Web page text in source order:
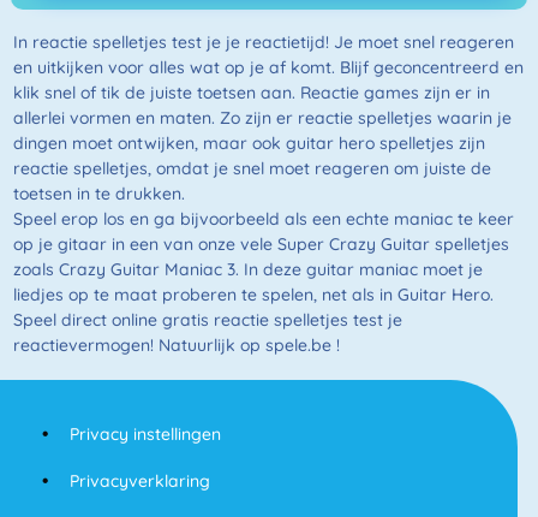
In reactie spelletjes test je je reactietijd! Je moet snel reageren
en uitkijken voor alles wat op je af komt. Blijf geconcentreerd en
klik snel of tik de juiste toetsen aan. Reactie games zijn er in
allerlei vormen en maten. Zo zijn er reactie spelletjes waarin je
dingen moet ontwijken, maar ook guitar hero spelletjes zijn
reactie spelletjes, omdat je snel moet reageren om juiste de
toetsen in te drukken.
Speel erop los en ga bijvoorbeeld als een echte maniac te keer
op je gitaar in een van onze vele Super Crazy Guitar spelletjes
zoals Crazy Guitar Maniac 3. In deze guitar maniac moet je
liedjes op te maat proberen te spelen, net als in Guitar Hero.
Speel direct online gratis reactie spelletjes test je
reactievermogen! Natuurlijk op spele.be !
Privacy instellingen
Privacyverklaring